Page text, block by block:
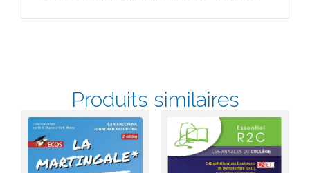
Produits similaires